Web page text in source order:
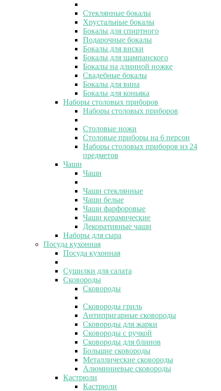
Стеклянные бокалы
Хрустальные бокалы
Бокалы для спиртного
Подарочные бокалы
Бокалы для виски
Бокалы для шампанского
Бокалы на длинной ножке
Свадебные бокалы
Бокалы для вина
Бокалы для коньяка
Наборы столовых приборов
Наборы столовых приборов
Столовые ножи
Столовые приборы на 6 персон
Наборы столовых приборов из 24
предметов
Чаши
Чаши
Чаши стеклянные
Чаши белые
Чаши фарфоровые
Чаши керамические
Декоративные чаши
Наборы для сыра
Посуда кухонная
Посуда кухонная
Сушилки для салата
Сковороды
Сковороды
Сковороды гриль
Антипригарные сковороды
Сковороды для жарки
Сковороды с ручкой
Сковороды для блинов
Большие сковороды
Металлические сковороды
Алюминиевые сковороды
Кастрюли
Кастрюли